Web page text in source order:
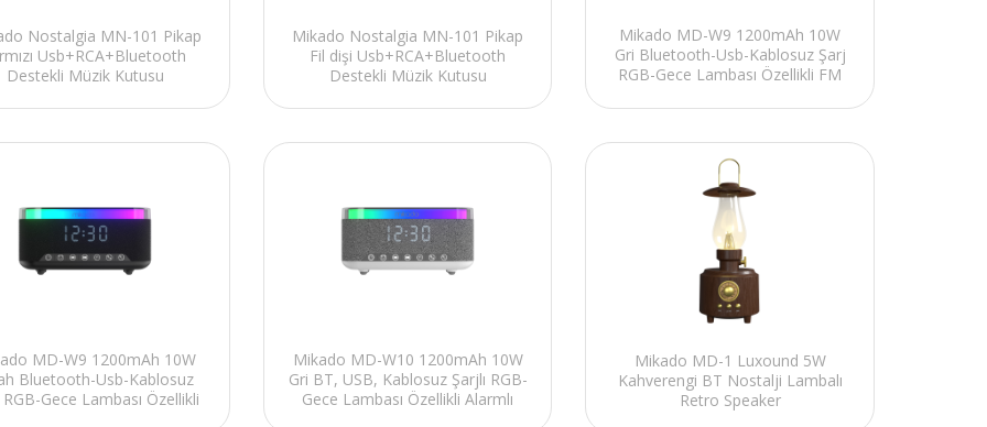
Nostalgia MN-101 Pikap
Usb+RCA+Bluetooth
Destekli Müzik Kutusu
Mikado Nostalgia MN-101 Pikap
Fil dişi Usb+RCA+Bluetooth
Destekli Müzik Kutusu
Mikado MD-W9 1200mAh 10W
Gri Bluetooth-Usb-Kablosuz Şarj
RGB-Gece Lambası Özellikli FM
MD-W9 1200mAh 10W
Bluetooth-Usb-Kablosuz
Gece Lambası Özellikli
Mikado MD-W10 1200mAh 10W
Gri BT, USB, Kablosuz Şarjlı RGB-
Gece Lambası Özellikli Alarmlı
Mikado MD-1 Luxound 5W
Kahverengi BT Nostalji Lambalı
Retro Speaker